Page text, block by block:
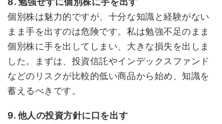
個別株は魅力的ですが、十分な知識と経験がない
まま手を出すのは危険です。私は勉強不足のまま
個別株に手を出してしまい、大きな損失を出しま
した。まずは、投資信託やインデックスファンド
などのリスクが比較的低い商品から始め、知識を
蓄えるべきです。
9. 他人の投資方針に口を出す